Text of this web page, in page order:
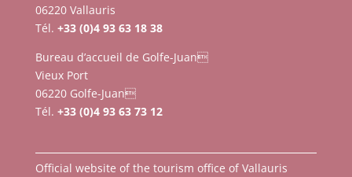
06220 Vallauris
Tél. +33 (0)4 93 63 18 38
Bureau d’accueil de Golfe-Juan
Vieux Port
06220 Golfe-Juan
Tél. +33 (0)4 93 63 73 12
Official website of the tourism office of Vallauris